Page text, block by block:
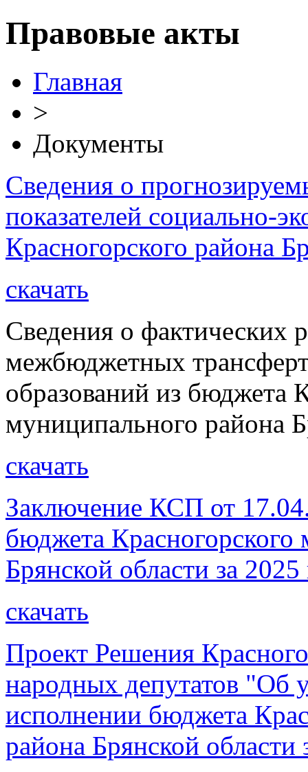
Правовые акты
Главная
>
Документы
Сведения о
показателей социально-
Красногорского района
скачать
Сведения о фактических
межбюджетных
образований из бюджета
муниципального района
скачать
Заключение КСП от
бюджета
Брянской области за 2025
скачать
Проект Решения
народных депутатов "Об
исполнении бюджета
района Брянской области